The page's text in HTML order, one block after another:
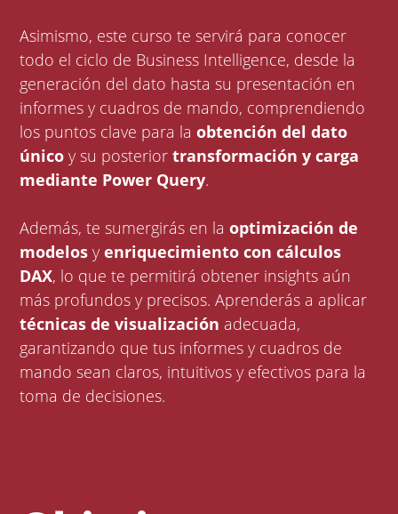
Asimismo, este curso te servirá para conocer
todo el ciclo de Business Intelligence, desde la
generación del dato hasta su presentación en
informes y cuadros de mando, comprendiendo
los puntos clave para laobtención del dato
único y su posteriortransformación y carga
mediante Power Query.
Además, te sumergirás en laoptimización de
modelos yenriquecimiento con cálculos
DAX, lo que te permitirá obtener insights aún
más profundos y precisos. Aprenderás a aplicar
técnicas de visualización adecuada,
garantizando que tus informes y cuadros de
mando sean claros, intuitivos y efectivos para la
toma de decisiones.